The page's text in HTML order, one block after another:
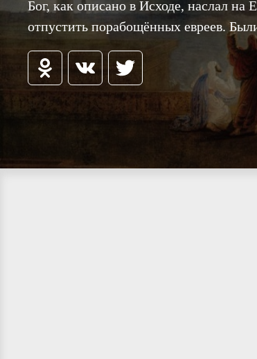
Бог, как описано в Исходе, наслал на
отпустить порабощённых евреев.